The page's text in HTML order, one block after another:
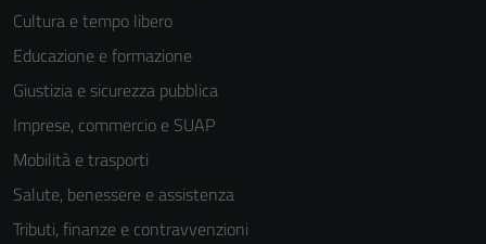
Cultura e tempo libero
Educazione e formazione
Giustizia e sicurezza pubblica
Imprese, commercio e SUAP
Mobilità e trasporti
Salute, benessere e assistenza
Tributi, finanze e contravvenzioni